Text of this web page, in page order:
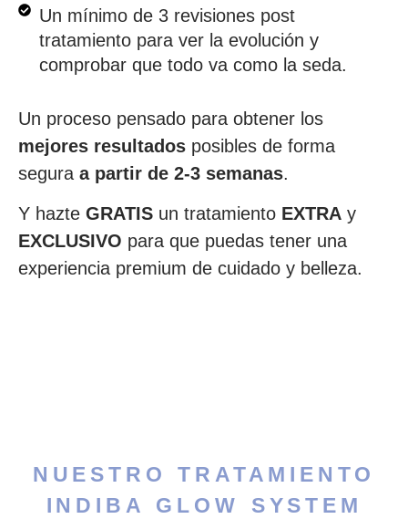
Un mínimo de 3 revisiones post
tratamiento para ver la evolución y
comprobar que todo va como la seda.
Un proceso pensado para obtener los
mejores resultados posibles de forma
segura a partir de 2-3 semanas.
Y hazte GRATIS un tratamiento EXTRA y
EXCLUSIVO para que puedas tener una
experiencia premium de cuidado y belleza.
NUESTRO TRATAMIENTO
INDIBA GLOW SYSTEM